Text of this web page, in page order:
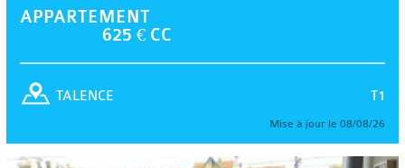
APPARTEMENT
625 € CC
T1
TALENCE
Mise à jour le 08/08/26